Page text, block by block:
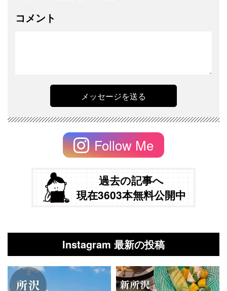
コメント
Follow Me
過去の記事へ
現在3603本無料公開中
Instagram 最新の投稿